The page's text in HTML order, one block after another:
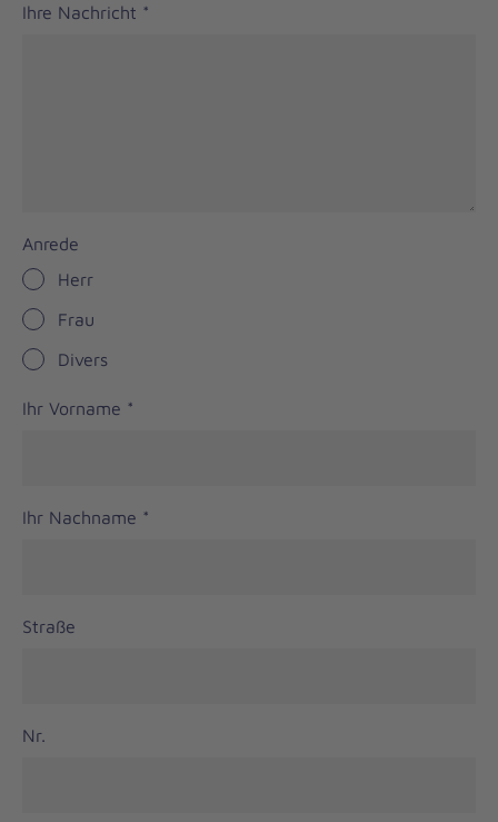
Ihre Nachricht *
Anrede
Herr
Frau
Divers
Ihr Vorname *
Ihr Nachname *
Straße
Nr.